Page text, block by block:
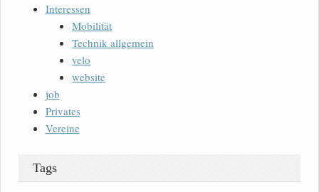
Interessen
Mobilität
Technik allgemein
velo
website
job
Privates
Vereine
Tags